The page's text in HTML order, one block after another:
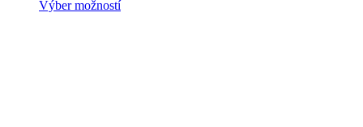
Výber možností